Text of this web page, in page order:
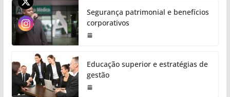
Segurança patrimonial e benefícios
corporativos
Educação superior e estratégias de
gestão